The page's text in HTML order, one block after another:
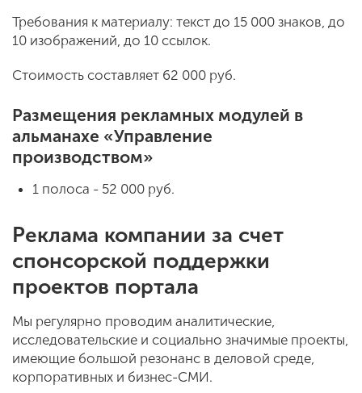
Требования к материалу: текст до 15 000 знаков, до
10 изображений, до 10 ссылок.
Стоимость составляет 62 000 руб.
Размещения рекламных модулей в
альманахе «Управление
производством»
1 полоса - 52 000 руб.
Реклама компании за счет
спонсорской поддержки
проектов портала
Мы регулярно проводим аналитические,
исследовательские и социально значимые проекты,
имеющие большой резонанс в деловой среде,
корпоративных и бизнес-СМИ.